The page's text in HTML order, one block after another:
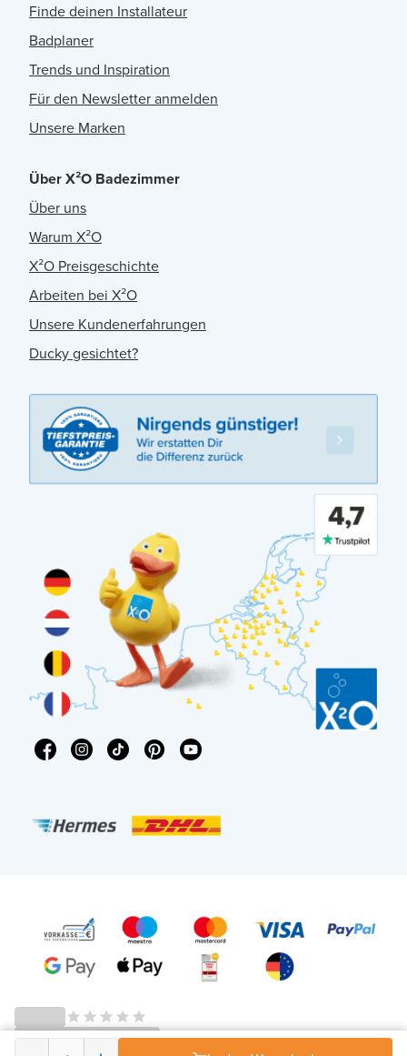
Finde deinen Installateur
Badplaner
Trends und Inspiration
Für den Newsletter anmelden
Unsere Marken
Über X²O Badezimmer
Über uns
Warum X²O
X²O Preisgeschichte
Arbeiten bei X²O
Unsere Kundenerfahrungen
Ducky gesichtet?